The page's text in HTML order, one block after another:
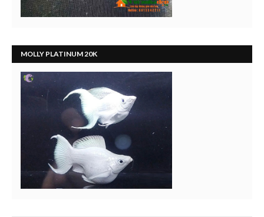
MOLLY PLATINUM 20K